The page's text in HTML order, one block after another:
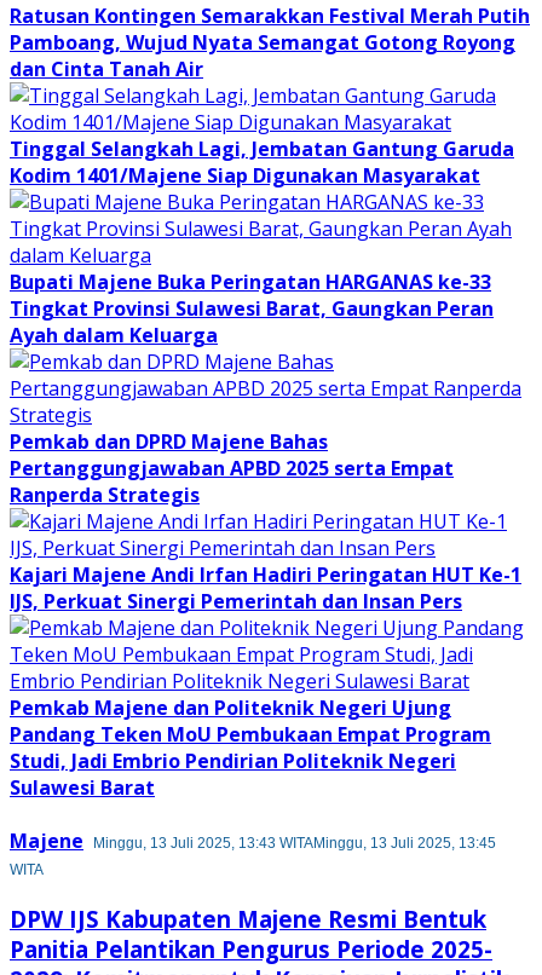
Ratusan Kontingen Semarakkan Festival Merah Putih
Pamboang, Wujud Nyata Semangat Gotong Royong
dan Cinta Tanah Air
Tinggal Selangkah Lagi, Jembatan Gantung Garuda
Kodim 1401/Majene Siap Digunakan Masyarakat
Bupati Majene Buka Peringatan HARGANAS ke-33
Tingkat Provinsi Sulawesi Barat, Gaungkan Peran
Ayah dalam Keluarga
Pemkab dan DPRD Majene Bahas
Pertanggungjawaban APBD 2025 serta Empat
Ranperda Strategis
Kajari Majene Andi Irfan Hadiri Peringatan HUT Ke-1
IJS, Perkuat Sinergi Pemerintah dan Insan Pers
Pemkab Majene dan Politeknik Negeri Ujung
Pandang Teken MoU Pembukaan Empat Program
Studi, Jadi Embrio Pendirian Politeknik Negeri
Sulawesi Barat
Majene
Minggu, 13 Juli 2025, 13:43 WITAMinggu, 13 Juli 2025, 13:45
WITA
DPW IJS Kabupaten Majene Resmi Bentuk
Panitia Pelantikan Pengurus Periode 2025-